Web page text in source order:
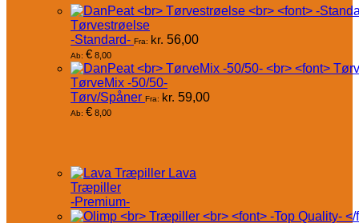
Tørvestrøelse
-Standard- Fra: kr. 56,00
Ab: € 8,00
TørveMix -50/50-
Tørv/Spåner Fra: kr. 59,00
Ab: € 8,00
Lava
Træpiller
-Premium-